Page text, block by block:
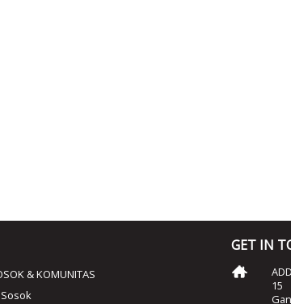
& KOMUNITAS
Sosok
GET IN
15